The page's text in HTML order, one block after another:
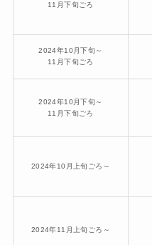
11月下旬ごろ
2024年10月下旬～
11月下旬ごろ
2024年10月下旬～
11月下旬ごろ
2024年10月上旬ごろ～
2024年11月上旬ごろ～